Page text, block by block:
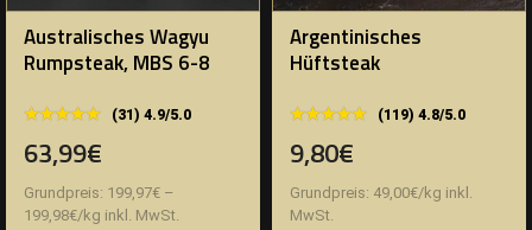
Australisches Wagyu
Rumpsteak, MBS 6-8
★★★★★
★★★★★ (31) 4.9/5.0
63,99€
Grundpreis: 199,97€ –
199,98€/kg inkl. MwSt.
Argentinisches
Hüftsteak
★★★★★
★★★★★ (119) 4.8/5.0
9,80€
Grundpreis: 49,00€/kg inkl.
MwSt.